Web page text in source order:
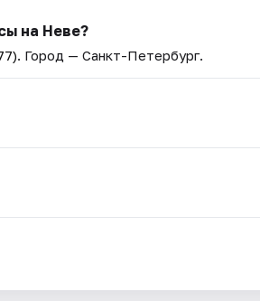
на Неве?
. Город — Санкт-Петербург.